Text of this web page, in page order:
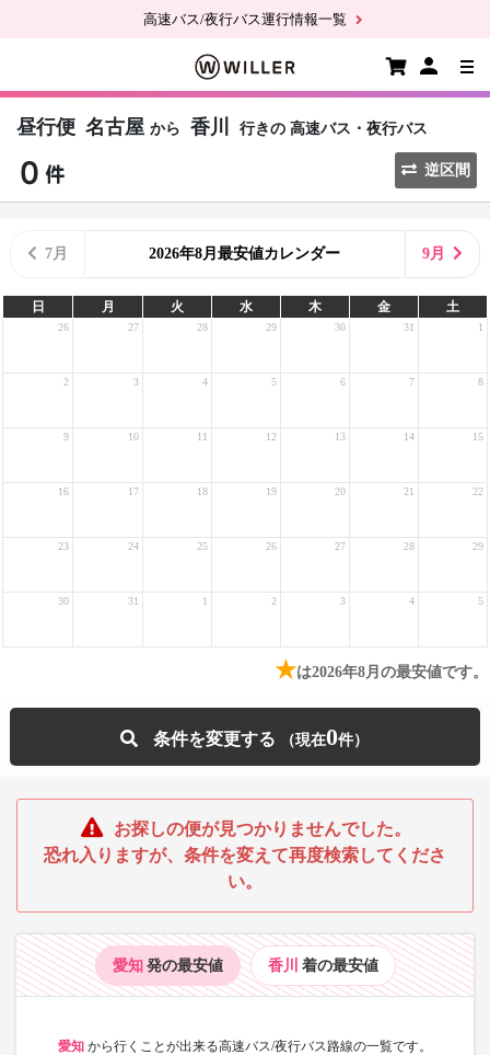
高速バス/夜行バス運行情報一覧
昼行便 名古屋 から 香川 行きの 高速バス・夜行バス
逆区間
7月 2026年8月最安値カレンダー 9月
日 月 火 水 木 金 土
26 27 28 29 30 31 1
2 3 4 5 6 7 8
9 10 11 12 13 14 15
16 17 18 19 20 21 22
23 24 25 26 27 28 29
30 31 1 2 3 4 5
★は2026年8月の最安値です。
条件を変更する 0
お探しの便が見つかりませんでした。
恐れ入りますが、条件を変えて再度検索してくださ
い。
愛知 発の最安値 香川 着の最安値
愛知 から行くことが出来る高速バス/夜行バス路線の一覧です。